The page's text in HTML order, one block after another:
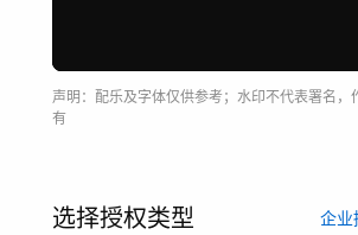
声明：配乐及字体仅供参考；水印不代表署名，
有
选择授权类型 企业